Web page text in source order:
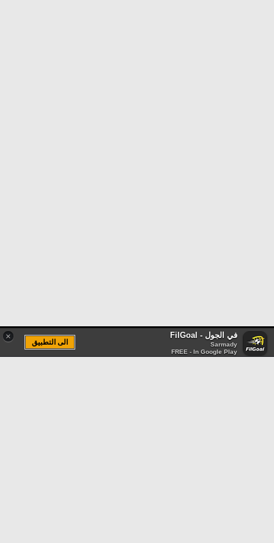
× في الجول - FilGoal
Sarmady
FREE - In Google Play
الى التطبيق